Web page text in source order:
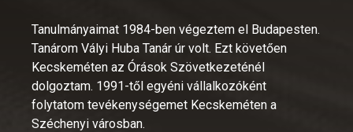
Tanulmányaimat 1984-ben végeztem el Budapesten.
Tanárom Vályi Huba Tanár úr volt. Ezt követően
Kecskeméten az Órások Szövetkezeténél
dolgoztam. 1991-től egyéni vállalkozóként
folytatom tevékenységemet Kecskeméten a
Széchenyi városban.